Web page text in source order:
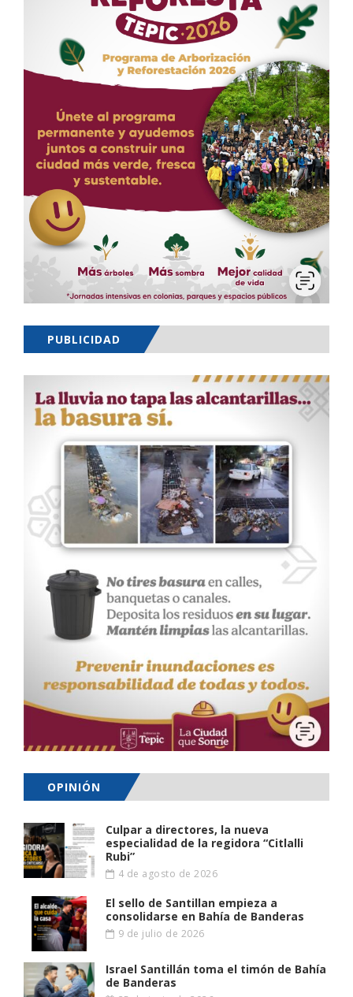
PUBLICIDAD
OPINIÓN
Culpar a directores, la nueva
especialidad de la regidora “Citlalli
Rubi”
4 de agosto de 2026
El sello de Santillan empieza a
consolidarse en Bahía de Banderas
9 de julio de 2026
Israel Santillán toma el timón de Bahía
de Banderas